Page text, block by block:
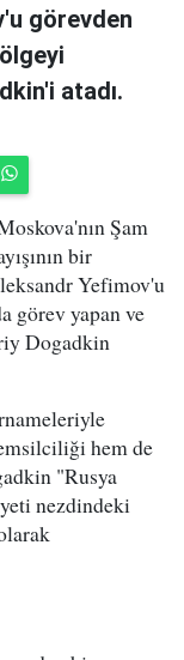
görevden
atadı.
Şam
bir
Yefimov'u
görev yapan ve
Dogadkin
hem de
"Rusya
nezdindeki